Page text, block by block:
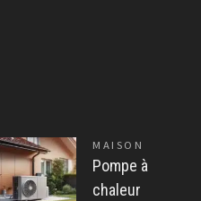
MAISON
Pompe à
chaleur